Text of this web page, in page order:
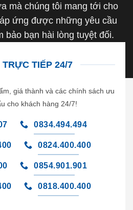
mà chúng tôi mang tới cho
ứng được những yêu cầu
bảo bạn hài lòng tuyệt đối.
TIẾP 24/7
giá thành và các chính sách ưu
cho khách hàng 24/7!
0834.494.494
0824.400.400
0854.901.901
0818.400.400